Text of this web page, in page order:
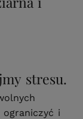
stresu.
i